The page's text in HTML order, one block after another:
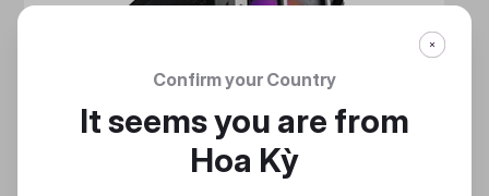
Confirm your Country
It seems you are from
Hoa Kỳ